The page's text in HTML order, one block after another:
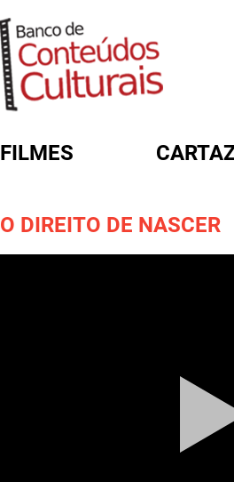
FILMES
O DIREITO DE NASCER